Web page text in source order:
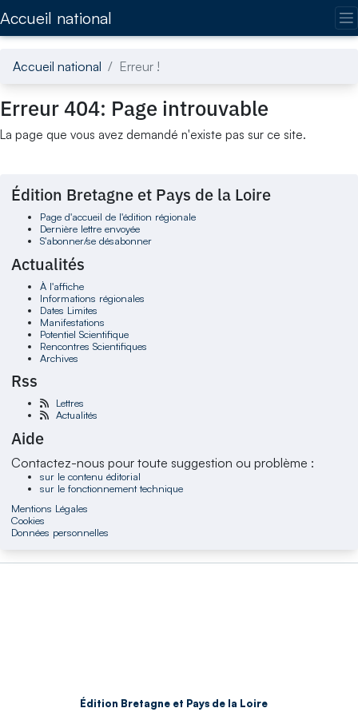
Accueil national
Accueil national Erreur !
Erreur 404: Page introuvable
La page que vous avez demandé n'existe pas sur ce site.
Édition Bretagne et Pays de la Loire
Page d'accueil de l'édition régionale
Dernière lettre envoyée
S'abonner/se désabonner
Actualités
À l'affiche
Informations régionales
Dates Limites
Manifestations
Potentiel Scientifique
Rencontres Scientifiques
Archives
Rss
Lettres
Actualités
Aide
Contactez-nous pour toute suggestion ou problème :
sur le contenu éditorial
sur le fonctionnement technique
Mentions Légales
Cookies
Données personnelles
Édition Bretagne et Pays de la Loire